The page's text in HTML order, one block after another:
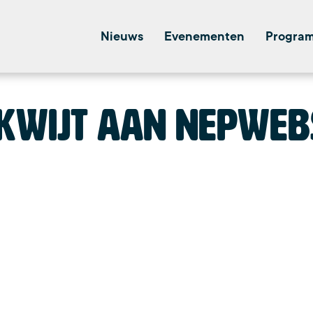
Nieuws Evenementen
aan